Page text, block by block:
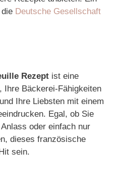
Deutsche Gesellschaft
Rezept ist eine
Ihre Bäckerei-Fähigkeiten
Ihre Liebsten mit einem
Egal, ob Sie
oder einfach nur
dieses französische
sein.